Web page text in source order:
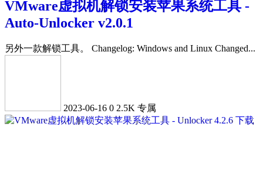
VMware虚拟机解锁安装苹果系统工具 -
Auto-Unlocker v2.0.1
另外一款解锁工具。 Changelog: Windows and Linux Changed...
2023-06-16 0 2.5K 专属